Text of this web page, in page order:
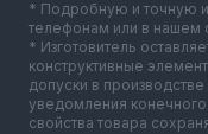
* Подробную и точную
телефонам или в нашем
* Изготовитель
конструктивные
допуски в
уведомления
свойства товара